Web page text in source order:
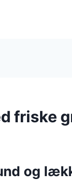
friske
og